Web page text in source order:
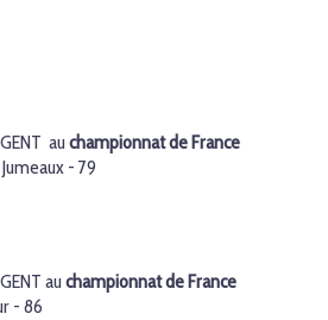
au championnat de France
- 79
au championnat de France
- 86